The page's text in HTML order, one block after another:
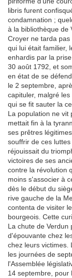
libris furent
condamnation ;
à la bibliothèque de
Croyer ne tarda
qui lui était familier,
enhardis par la
30 août 1792, et
en état de se
le 2 septembre,
capituler, malgré
qui se fit sauter la
La population ne vit
mettait fin à la
ses prêtres
souffrir de ces
réjouissait du
victoires de ses
contre la révolution
moins s'associer à
dès le début du
rive gauche de la
contenta de visiter
bourgeois. Cette
La chute de Verdun
d'épouvante chez
chez leurs victimes.
les journées de
l'Assemblée
14 septembre, pour